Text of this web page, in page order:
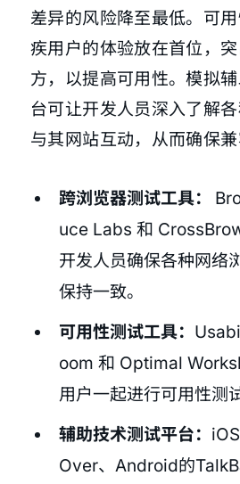
差异的风险降至最低。可
疾用户的体验放在首位，
方，以提高可用性。模拟
台可让开发人员深入了解
与其网站互动，从而确保兼
跨浏览器测试工具：
uce Labs 和
开发人员确保各种网络
保持一致。
可用性测试工具：
oom 和 Optimal
用户一起进行可用性测
辅助技术测试平台：
Over、Android的